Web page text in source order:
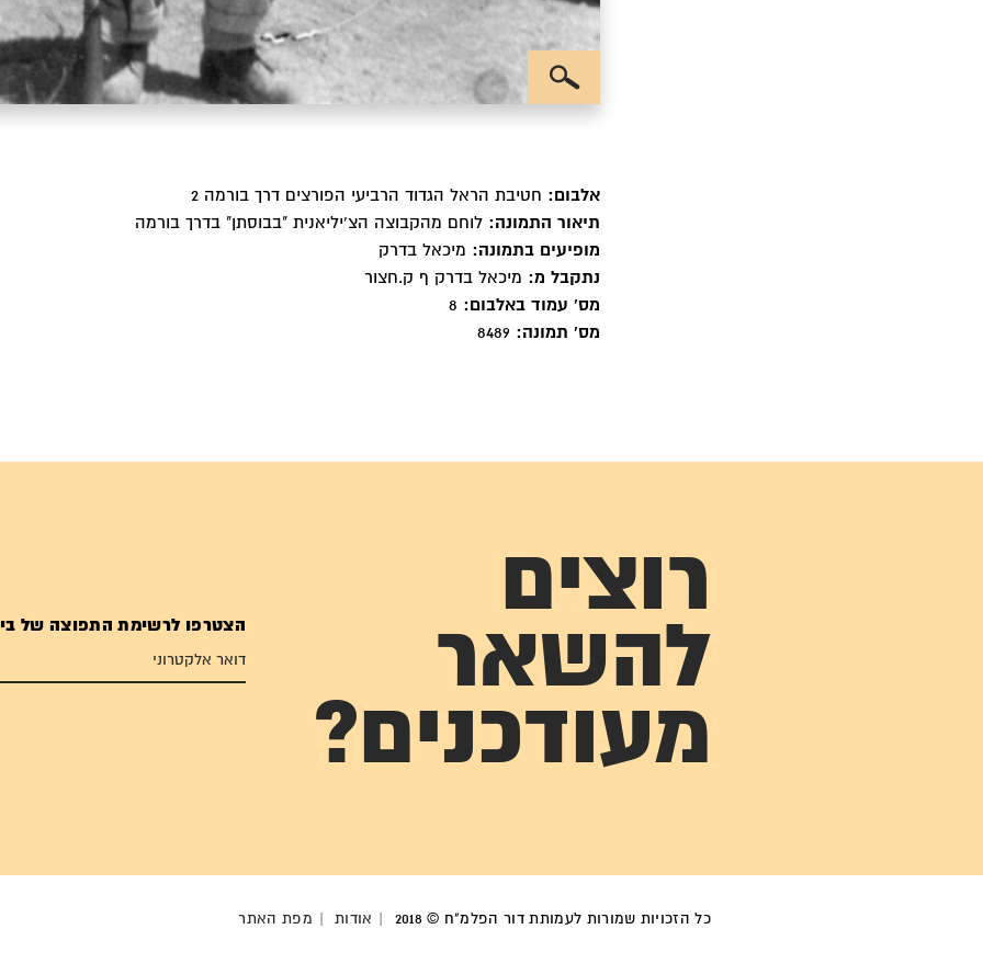
אלבום: חטיבת הראל הגדוד הרביעי הפורצים דרך בורמה 2
תיאור התמונה: לוחם מהקבוצה הצ'יליאנית "בבוסתן" בדרך בורמה
מופיעים בתמונה: מיכאל בדרק
נתקבל מ: מיכאל בדרק ף ק.חצור
מס' עמוד באלבום:
מס' תמונה:
רוצים
להשאר
מעודכנים?
הצטרפו לרשימת התפוצה של
כל הזכויות שמורות לעמותת דור הפלמ"ח © 2018 אודות מפת האתר